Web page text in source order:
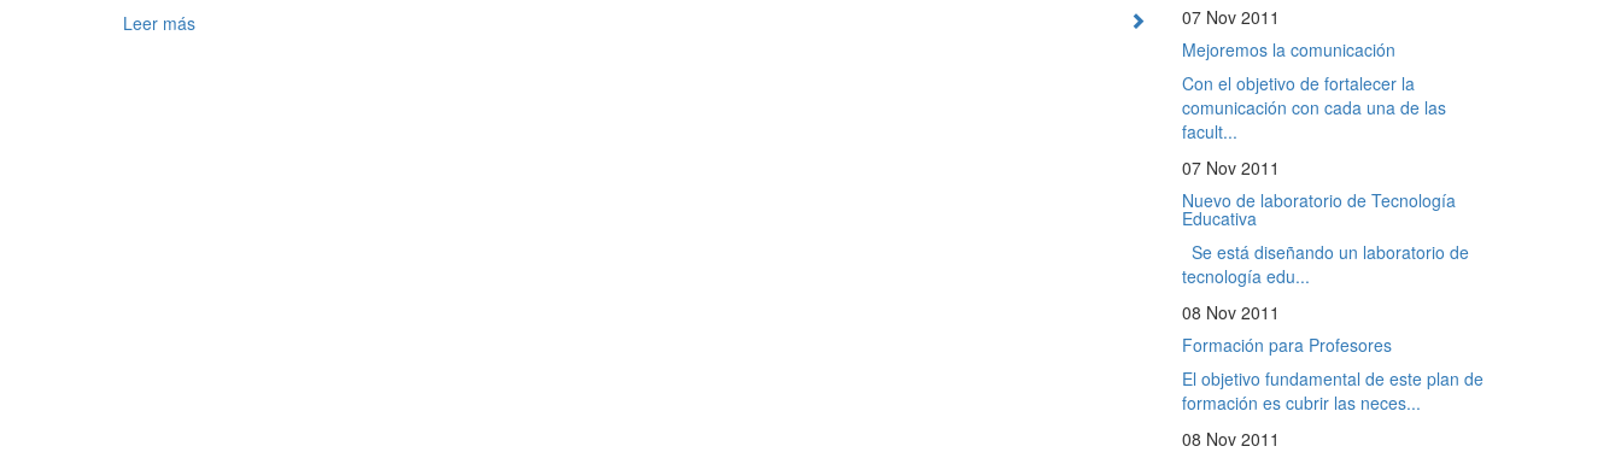
Leer más
07 Nov 2011
Mejoremos la comunicación
Con el objetivo de fortalecer la
comunicación con cada una de las
facult...
07 Nov 2011
Nuevo de laboratorio de Tecnología
Educativa
Se está diseñando un laboratorio de
tecnología edu...
08 Nov 2011
Formación para Profesores
El objetivo fundamental de este plan de
formación es cubrir las neces...
08 Nov 2011